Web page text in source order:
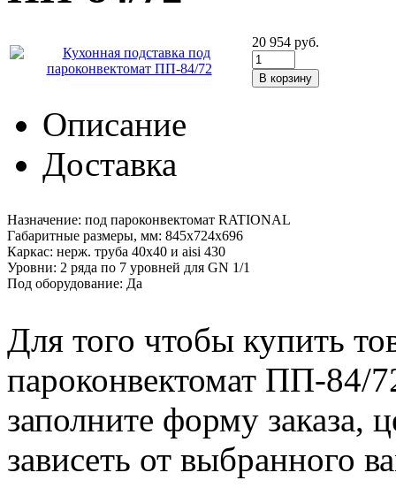
20 954 руб.
Описание
Доставка
Назначение: под пароконвектомат RATIONAL
Габаритные размеры, мм: 845х724х696
Каркас: нерж. труба 40х40 и aisi 430
Уровни: 2 ряда по 7 уровней для GN 1/1
Под оборудование: Да
Для того чтобы купить
пароконвектомат ПП-84/
заполните форму заказа,
зависеть от выбранного